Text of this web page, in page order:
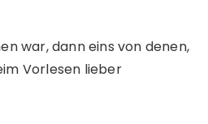
war, dann eins von denen,
Vorlesen lieber